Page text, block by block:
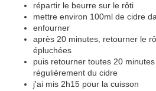
répartir le beurre sur le rôti
mettre environ 100ml de cidre
enfourner
après 20 minutes, retourner le
épluchées
puis retourner toutes 20
régulièrement du cidre
j'ai mis 2h15 pour la cuisson